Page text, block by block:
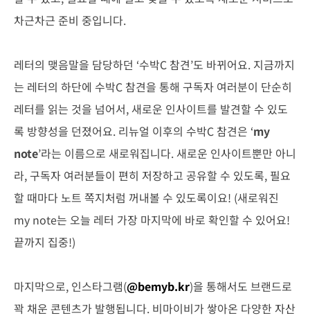
차근차근 준비 중입니다.
레터의 맺음말을 담당하던 ‘수박C 참견’도 바뀌어요. 지금까지
는 레터의 하단에 수박C 참견을 통해 구독자 여러분이 단순히
레터를 읽는 것을 넘어서, 새로운 인사이트를 발견할 수 있도
록 방향성을 던졌어요. 리뉴얼 이후의 수박C 참견은 ‘my
note’라는 이름으로 새로워집니다. 새로운 인사이트뿐만 아니
라, 구독자 여러분들이 편히 저장하고 공유할 수 있도록, 필요
할 때마다 노트 쪽지처럼 꺼내볼 수 있도록이요! (새로워진
my note는 오늘 레터 가장 마지막에 바로 확인할 수 있어요!
끝까지 집중!)
마지막으로, 인스타그램(@bemyb.kr)을 통해서도 브랜드로
꽉 채운 콘텐츠가 발행됩니다. 비마이비가 쌓아온 다양한 자산